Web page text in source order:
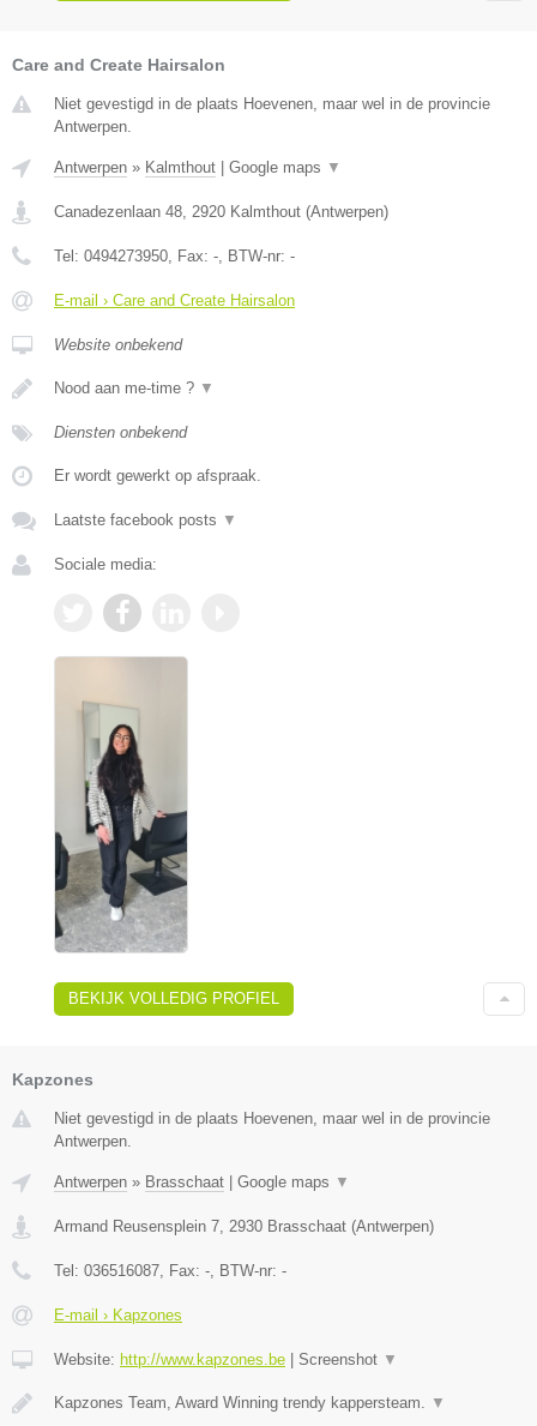
Care and Create Hairsalon
Niet gevestigd in de plaats Hoevenen, maar wel in de provincie
Antwerpen.
Antwerpen » Kalmthout Google maps ▼
Canadezenlaan 48 2920 Kalmthout (Antwerpen)
Tel: 0494273950 , Fax: - , BTW-nr: -
E-mail › Care and Create Hairsalon
Website onbekend
Nood aan me-time ? ▼
Diensten onbekend
Er wordt gewerkt op afspraak.
Laatste facebook posts ▼
Sociale media:
BEKIJK VOLLEDIG PROFIEL
Kapzones
Niet gevestigd in de plaats Hoevenen, maar wel in de provincie
Antwerpen.
Antwerpen » Brasschaat | Google maps ▼
Armand Reusensplein 7 2930 Brasschaat (Antwerpen)
Tel: 036516087 , Fax: - , BTW-nr: -
E-mail › Kapzones
Website: http://www.kapzones.be | Screenshot ▼
Kapzones Team, Award Winning trendy kappersteam. ▼